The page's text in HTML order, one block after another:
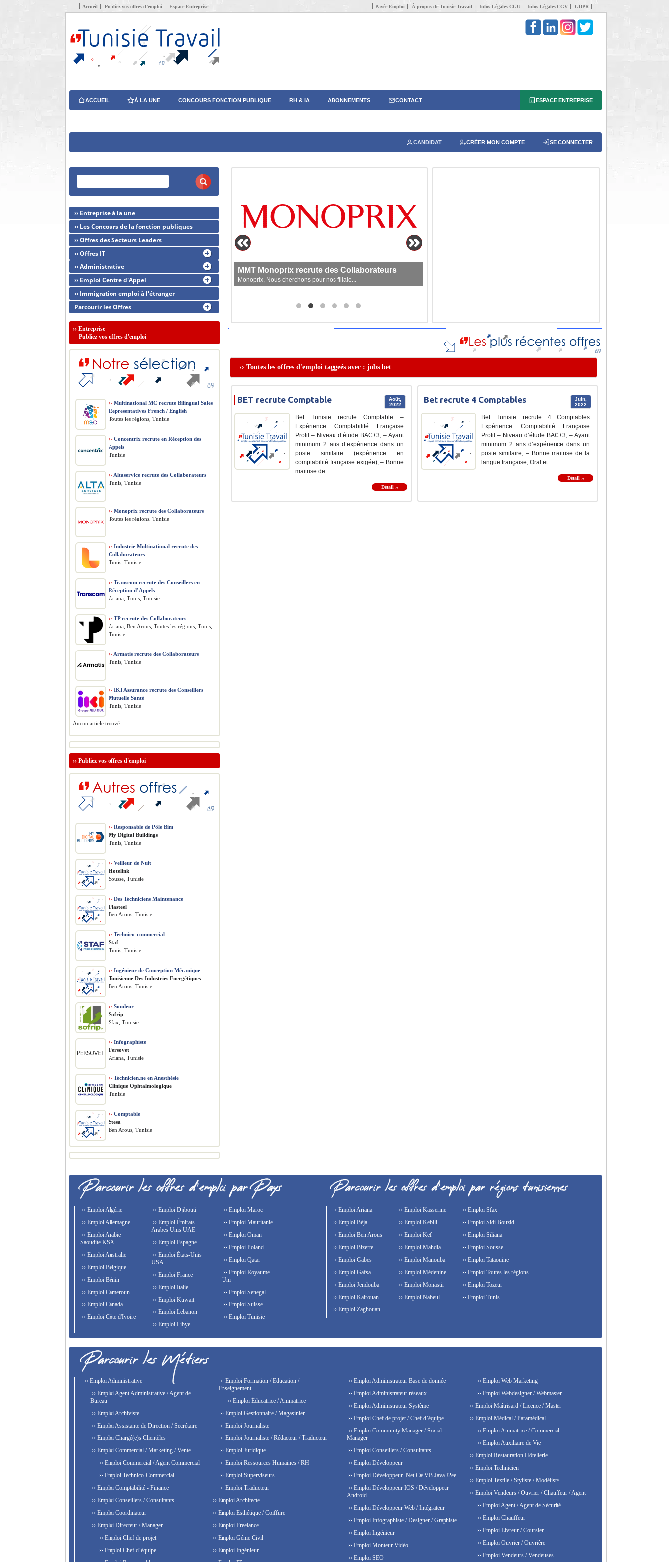
Accueil Publiez vos offres d’emploi Espace Entreprise Pavée Emploi À propos de Tunisie Travail Infos Légales CGU Infos Légales CGV GDPR
ACCUEIL À LA UNE CONCOURS FONCTION PUBLIQUE RH & IA ABONNEMENTS CONTACT ESPACE ENTREPRISE
CANDIDAT CRÉER MON COMPTE SE CONNECTER
MMT Monoprix recrute des Collaborateurs
Monoprix, Nous cherchons pour nos filiale...
›› Toutes les offres d'emploi taggeés avec : jobs bet
Août,
2022
BET recrute Comptable
Bet Tunisie recrute Comptable –
Expérience Comptabilité Française
Profil – Niveau d’étude BAC+3, – Ayant
minimum 2 ans d’expérience dans un
poste similaire (expérience en
comptabilité française exigée), – Bonne
maitrise de ...
Détail ››
Juin,
2022
Bet recrute 4 Comptables
Bet Tunisie recrute 4 Comptables
Expérience Comptabilité Française
Profil – Niveau d’étude BAC+3, – Ayant
minimum 2 ans d’expérience dans un
poste similaire, – Bonne maitrise de la
langue française, Oral et ...
Détail ››
›› Entreprise à la une
›› Les Concours de la fonction publiques
›› Offres des Secteurs Leaders
›› Offres IT
›› Administrative
›› Emploi Centre d'Appel
›› Immigration emploi à l'étranger
Parcourir les Offres
›› Entreprise
Publiez vos offres d'emploi
›› Multinational MC recrute Bilingual Sales
Representatives French / English
Toutes les régions, Tunisie
›› Concentrix recrute en Réception des
Appels
Tunisie
›› Altaservice recrute des Collaborateurs
Tunis, Tunisie
›› Monoprix recrute des Collaborateurs
Toutes les régions, Tunisie
›› Industrie Multinational recrute des
Collaborateurs
Tunis, Tunisie
›› Transcom recrute des Conseillers en
Réception d’Appels
Ariana, Tunis, Tunisie
›› TP recrute des Collaborateurs
Ariana, Ben Arous, Toutes les régions, Tunis,
Tunisie
›› Armatis recrute des Collaborateurs
Tunis, Tunisie
›› IKI Assurance recrute des Conseillers
Mutuelle Santé
Tunis, Tunisie
Aucun article trouvé.
›› Publiez vos offres d'emploi
›› Responsable de Pôle Bim
My Digital Buildings
Tunis, Tunisie
›› Veilleur de Nuit
Hotelink
Sousse, Tunisie
›› Des Techniciens Maintenance
Plasteel
Ben Arous, Tunisie
›› Technico-commercial
Staf
Tunis, Tunisie
›› Ingénieur de Conception Mécanique
Tunisienne Des Industries Energétiques
Ben Arous, Tunisie
›› Soudeur
Sofrip
Sfax, Tunisie
›› Infographiste
Persovet
Ariana, Tunisie
›› Technicien.ne en Anesthésie
Clinique Ophtalmologique
Tunisie
›› Comptable
Stesa
Ben Arous, Tunisie
›› Emploi Algérie
›› Emploi Allemagne
›› Emploi Arabie
Saoudite KSA
›› Emploi Australie
›› Emploi Belgique
›› Emploi Bénin
›› Emploi Cameroun
›› Emploi Canada
›› Emploi Côte d'Ivoire
›› Emploi Djibouti
›› Emploi Émirats
Arabes Unis UAE
›› Emploi Espagne
›› Emploi États-Unis
USA
›› Emploi France
›› Emploi Italie
›› Emploi Kuwait
›› Emploi Lebanon
›› Emploi Libye
›› Emploi Maroc
›› Emploi Mauritanie
›› Emploi Oman
›› Emploi Poland
›› Emploi Qatar
›› Emploi Royaume-
Uni
›› Emploi Senegal
›› Emploi Suisse
›› Emploi Tunisie
›› Emploi Ariana
›› Emploi Béja
›› Emploi Ben Arous
›› Emploi Bizerte
›› Emploi Gabes
›› Emploi Gafsa
›› Emploi Jendouba
›› Emploi Kairouan
›› Emploi Kasserine
›› Emploi Kebili
›› Emploi Kef
›› Emploi Mahdia
›› Emploi Manouba
›› Emploi Médenine
›› Emploi Monastir
›› Emploi Nabeul
›› Emploi Sfax
›› Emploi Sidi Bouzid
›› Emploi Siliana
›› Emploi Sousse
›› Emploi Tataouine
›› Emploi Toutes les régions
›› Emploi Tozeur
›› Emploi Tunis
›› Emploi Zaghouan
›› Emploi Administrative
›› Emploi Agent Administrative / Agent de
Bureau
›› Emploi Archiviste
›› Emploi Assistante de Direction / Secrétaire
›› Emploi Chargé(e)s Clientèles
›› Emploi Commercial / Marketing / Vente
›› Emploi Commercial / Agent Commercial
›› Emploi Technico-Commercial
›› Emploi Comptabilité - Finance
›› Emploi Conseillers / Consultants
›› Emploi Coordinateur
›› Emploi Directeur / Manager
›› Emploi Chef de projet
›› Emploi Chef d’équipe
›› Emploi Formation / Education /
Enseignement
›› Emploi Éducatrice / Animatrice
›› Emploi Gestionnaire / Magasinier
›› Emploi Journaliste
›› Emploi Journaliste / Rédacteur / Traducteur
›› Emploi Juridique
›› Emploi Ressources Humaines / RH
›› Emploi Superviseurs
›› Emploi Traducteur
›› Emploi Architecte
›› Emploi Esthétique / Coiffure
›› Emploi Freelance
›› Emploi Génie Civil
›› Emploi Ingénieur
›› Emploi Administrateur Base de donnée
›› Emploi Administrateur réseaux
›› Emploi Administrateur Système
›› Emploi Chef de projet / Chef d’équipe
›› Emploi Community Manager / Social
Manager
›› Emploi Conseillers / Consultants
›› Emploi Développeur
›› Emploi Développeur .Net C# VB Java J2ee
›› Emploi Développeur IOS / Développeur
Android
›› Emploi Développeur Web / Intégrateur
›› Emploi Infographiste / Designer / Graphiste
›› Emploi Ingénieur
›› Emploi Monteur Vidéo
›› Emploi SEO
›› Emploi Web Marketing
›› Emploi Webdesigner / Webmaster
›› Emploi Maîtrisard / Licence / Master
›› Emploi Médical / Paramédical
›› Emploi Animatrice / Commercial
›› Emploi Auxiliaire de Vie
›› Emploi Restauration Hôtellerie
›› Emploi Technicien
›› Emploi Textile / Styliste / Modéliste
›› Emploi Vendeurs / Ouvrier / Chauffeur / Agent
›› Emploi Agent / Agent de Sécurité
›› Emploi Chauffeur
›› Emploi Livreur / Coursier
›› Emploi Ouvrier / Ouvrière
›› Emploi Vendeurs / Vendeuses